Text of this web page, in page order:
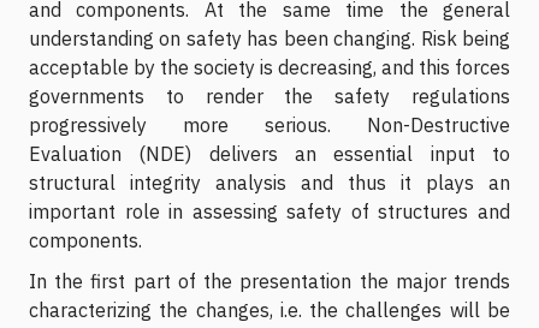
and components. At the same time the general
understanding on safety has been changing. Risk being
acceptable by the society is decreasing, and this forces
governments to render the safety regulations
progressively more serious. Non-Destructive
Evaluation (NDE) delivers an essential input to
structural integrity analysis and thus it plays an
important role in assessing safety of structures and
components.
In the first part of the presentation the major trends
characterizing the changes, i.e. the challenges will be